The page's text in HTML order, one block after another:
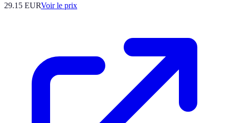
29.15 EURVoir le prix